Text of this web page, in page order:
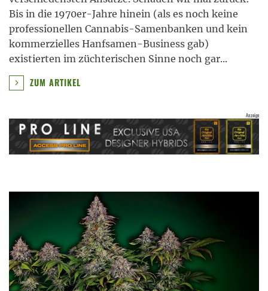
Bis in die 1970er-Jahre hinein (als es noch keine
professionellen Cannabis-Samenbanken und kein
kommerzielles Hanfsamen-Business gab)
existierten im züchterischen Sinne noch gar...
ZUM ARTIKEL